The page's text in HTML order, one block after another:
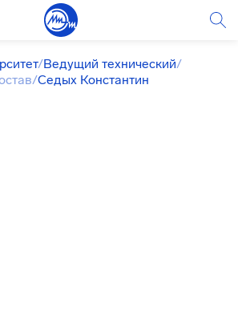
/Ведущий технический/
/Седых Константин